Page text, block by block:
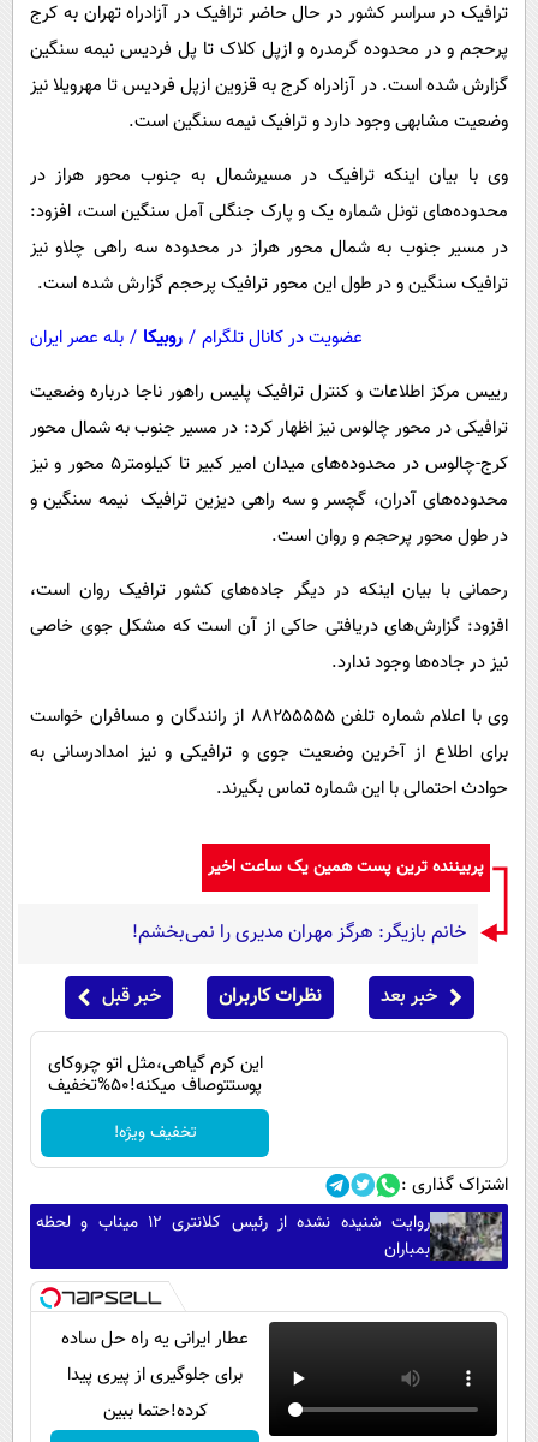
سرگرمی
فناوری
گوناگون
محیط زیست
فرهنگی
سیاست خارجی
پیامک
روانشناسی
آشپزی
ترافیک در سراسر کشور در حال حاضر ترافیک در آزادراه تهران به کرج
پرحجم و در محدوده گرمدره و ازپل کلاک تا پل فردیس نیمه سنگین
گزارش شده است. در آزادراه کرج به قزوین ازپل فردیس تا مهرویلا نیز
وضعیت مشابهی وجود دارد و ترافیک نیمه سنگین است.
وی با بیان اینکه ترافیک در مسیرشمال به جنوب محور هراز در
محدوده‌های تونل شماره یک و پارک جنگلی آمل سنگین است، افزود:‌
در مسیر جنوب به شمال محور هراز در محدوده سه راهی چلاو نیز
ترافیک سنگین و در طول این محور ترافیک پرحجم گزارش شده است.
عضویت در کانال تلگرام / روبیکا / بله عصر ایران
رییس مرکز اطلاعات و کنترل ترافیک پلیس راهور ناجا درباره وضعیت
ترافیکی در محور چالوس نیز اظهار کرد:‌ در مسیر جنوب به شمال محور
کرج-چالوس در محدوده‌های میدان امیر کبیر تا کیلومتر۵ محور و نیز
محدوده‌های آدران، گچسر و سه راهی دیزین ترافیک نیمه سنگین و
در طول محور پرحجم و روان است.
رحمانی با بیان اینکه در دیگر جاده‌های کشور ترافیک روان است،
افزود:‌ گزارش‌های دریافتی حاکی از آن است که مشکل جوی خاصی
نیز در جاده‌ها وجود ندارد.
وی با اعلام شماره تلفن ۸۸۲۵۵۵۵۵ از رانندگان و مسافران خواست
برای اطلاع از آخرین وضعیت جوی و ترافیکی و نیز امدادرسانی به
حوادث احتمالی با این شماره تماس بگیرند.
پربیننده ترین پست همین یک ساعت اخیر
خانم بازیگر: هرگز مهران مدیری را نمی‌بخشم!
خبر بعد نظرات کاربران خبر قبل
این کرم گیاهی،مثل اتو چروکای
پوستتوصاف میکنه!50%تخفیف
تخفیف ویژه!
اشتراک گذاری :
روایت شنیده نشده از رئیس کلانتری ۱۲ میناب و لحظه
بمباران
عطار ایرانی یه راه حل ساده
برای جلوگیری از پیری پیدا
کرده!حتما ببین